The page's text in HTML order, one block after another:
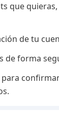
que
de tu
de forma